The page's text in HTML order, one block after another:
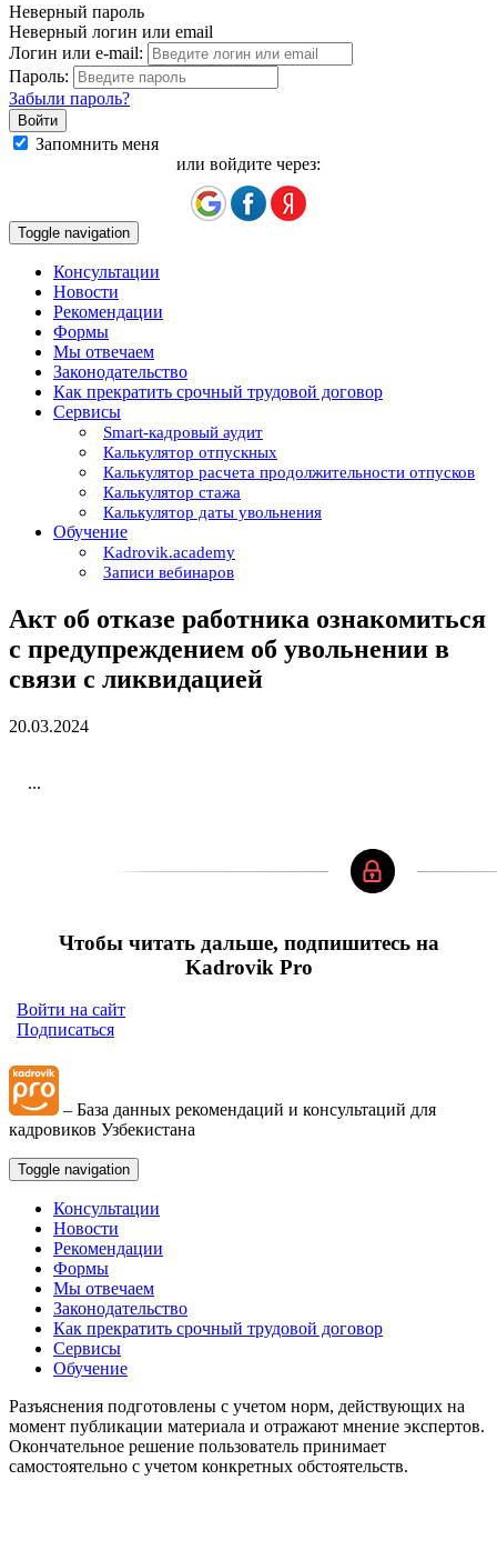
Неверный пароль
Неверный логин или email
Логин или e-mail:
Пароль:
Забыли пароль?
Запомнить меня
или войдите через:
Toggle navigation
Консультации
Новости
Рекомендации
Формы
Мы отвечаем
Законодательство
Как прекратить срочный трудовой договор
Сервисы
Smart-кадровый аудит
Калькулятор отпускных
Калькулятор расчета продолжительности отпусков
Калькулятор стажа
Калькулятор даты увольнения
Обучение
Kadrovik.academy
Записи вебинаров
Акт об отказе работника ознакомиться
с предупреждением об увольнении в
связи с ликвидацией
20.03.2024
...
Чтобы читать дальше, подпишитесь на
Kadrovik Pro
Войти на сайт
Подписаться
– База данных рекомендаций и консультаций для
кадровиков Узбекистана
Toggle navigation
Консультации
Новости
Рекомендации
Формы
Мы отвечаем
Законодательство
Как прекратить срочный трудовой договор
Сервисы
Обучение
Разъяснения подготовлены с учетом норм, действующих на
момент публикации материала и отражают мнение экспертов.
Окончательное решение пользователь принимает
самостоятельно с учетом конкретных обстоятельств.